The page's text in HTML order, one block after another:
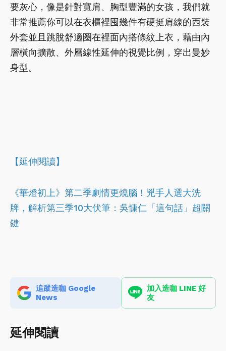
要灰心，像是針對寬肩、胸型豐滿的女孩，我們就
非常推薦你可以在衣櫃裡囤幾件有硬挺肩線的西裝
外套並且跳脫舒適圈在裡面內搭條紋上衣，藉由內
層橫向擴散、外層線性延伸的視覺比例，穿出曼妙
身型。
【延伸閱讀】
《華燈初上》第二季劇情更燒腦！兇手人選大洗
牌，解析第三季10大伏筆：吳慷仁「這句話」超關
鍵
追蹤造咖 Google
News
加入造咖 LINE 好
友
延伸閱讀